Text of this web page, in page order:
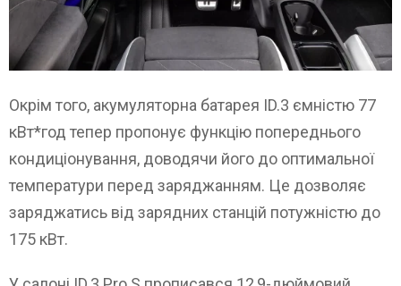
Окрім того, акумуляторна батарея ID.3 ємністю 77
кВт*год тепер пропонує функцію попереднього
кондиціонування, доводячи його до оптимальної
температури перед заряджанням. Це дозволяє
заряджатись від зарядних станцій потужністю до
175 кВт.